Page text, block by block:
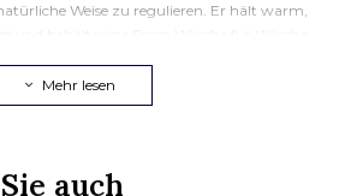
Weise zu regulieren. Er hält warm,
Haltbarkeit über die Zeit. Ein
Mehr lesen
auch